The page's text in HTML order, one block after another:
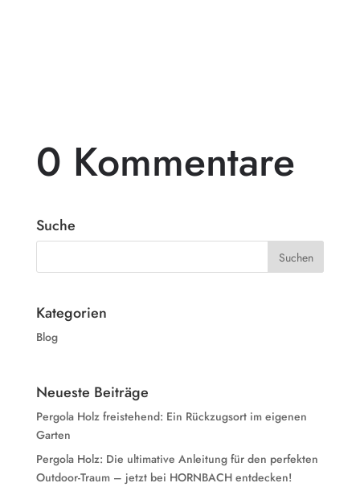
0 Kommentare
Suche
Kategorien
Blog
Neueste Beiträge
Pergola Holz freistehend: Ein Rückzugsort im eigenen
Garten
Pergola Holz: Die ultimative Anleitung für den perfekten
Outdoor-Traum – jetzt bei HORNBACH entdecken!